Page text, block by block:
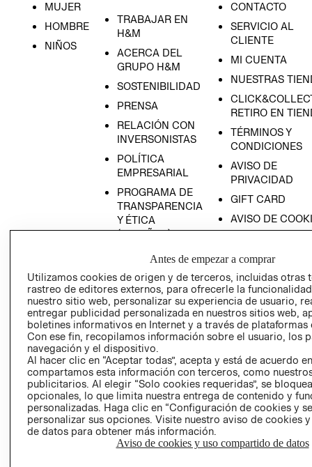
MUJER
HOMBRE
NIÑOS
TRABAJAR EN
H&M
ACERCA DEL
GRUPO H&M
SOSTENIBILIDAD
PRENSA
RELACIÓN CON
INVERSONISTAS
POLÍTICA
EMPRESARIAL
PROGRAMA DE
TRANSPARENCIA
Y ÉTICA
(ESPAÑOL)
PROGRAMA DE
Y ÉTICA (INGLÉS)
CONTACTO
SERVICIO AL
CLIENTE
MI CUENTA
NUESTRAS
RETIRO EN
TÉRMINOS Y
CONDICIONES
AVISO DE
PRIVACIDAD
GIFT CARD
AVISO DE
COMERCIO - SIC
PETICIONES
QUEJAS Y
RECLAMOS
Colombia ($)
CAMBIAR REGIÓN
Antes de empezar a comprar
Utilizamos cookies de origen y de terceros, incluidas otras
rastreo de editores externos, para ofrecerle la
nuestro sitio web, personalizar su experiencia de usuario,
entregar publicidad personalizada en nuestros sitios web,
boletines informativos en Internet y a través de plataformas
Con ese fin, recopilamos información sobre el usuario, los
navegación y el dispositivo.
Al hacer clic en “Aceptar todas”, acepta y está de acuerdo
compartamos esta información con terceros, como
publicitarios. Al elegir “Solo cookies requeridas”, se
opcionales, lo que limita nuestra entrega de contenido y
personalizadas. Haga clic en “Configuración de cookies y
personalizar sus opciones. Visite nuestro aviso de cookies
de datos para obtener más información.
Aviso de cookies y uso compartido de datos